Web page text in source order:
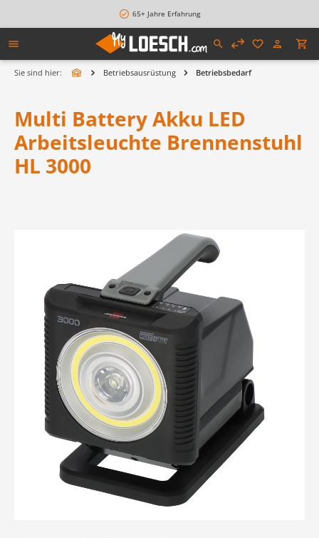
65+ Jahre Erfahrung
Sie sind hier: Betriebsausrüstung Betriebsbedarf
Multi Battery Akku LED
Arbeitsleuchte Brennenstuhl
HL 3000